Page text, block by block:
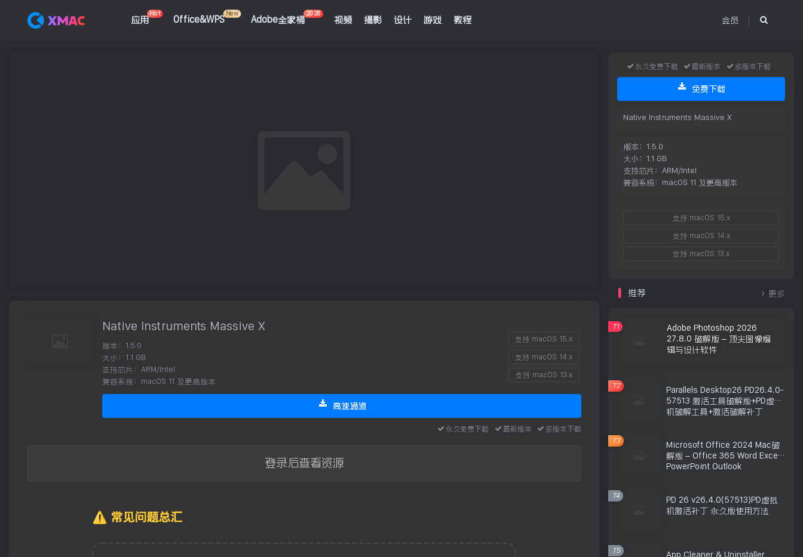
应用
Hot
Office&WPS
New
Adobe全家桶
2026
视频 摄影 设计 游戏 教程 会员
Native Instruments Massive X
版本：1.5.0
大小：1.1 GB
支持芯片：ARM/Intel
兼容系统：macOS 11 及更高版本
高速通道
永久免费下载 最新版本 多版本下载
支持 macOS 15.x
支持 macOS 14.x
支持 macOS 13.x
登录后查看资源
永久免费下载 最新版本 多版本下载
免费下载
Native Instruments Massive X
版本：1.5.0
大小：1.1 GB
支持芯片：ARM/Intel
兼容系统：macOS 11 及更高版本
支持 macOS 15.x
支持 macOS 14.x
支持 macOS 13.x
推荐 更多
Adobe Photoshop 2026
27.8.0 破解版 – 顶尖图像编
辑与设计软件
T1
Parallels Desktop26 PD26.4.0-
57513 激活工具破解版+PD虚拟
机破解工具+激活破解补丁
T2
Microsoft Office 2024 Mac破
解版 – Office 365 Word Excel
PowerPoint Outlook
T3
PD 26 v26.4.0(57513)PD虚拟
机激活补丁 永久版使用方法
T4
T5